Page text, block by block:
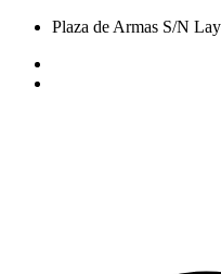
Plaza de Armas S/N